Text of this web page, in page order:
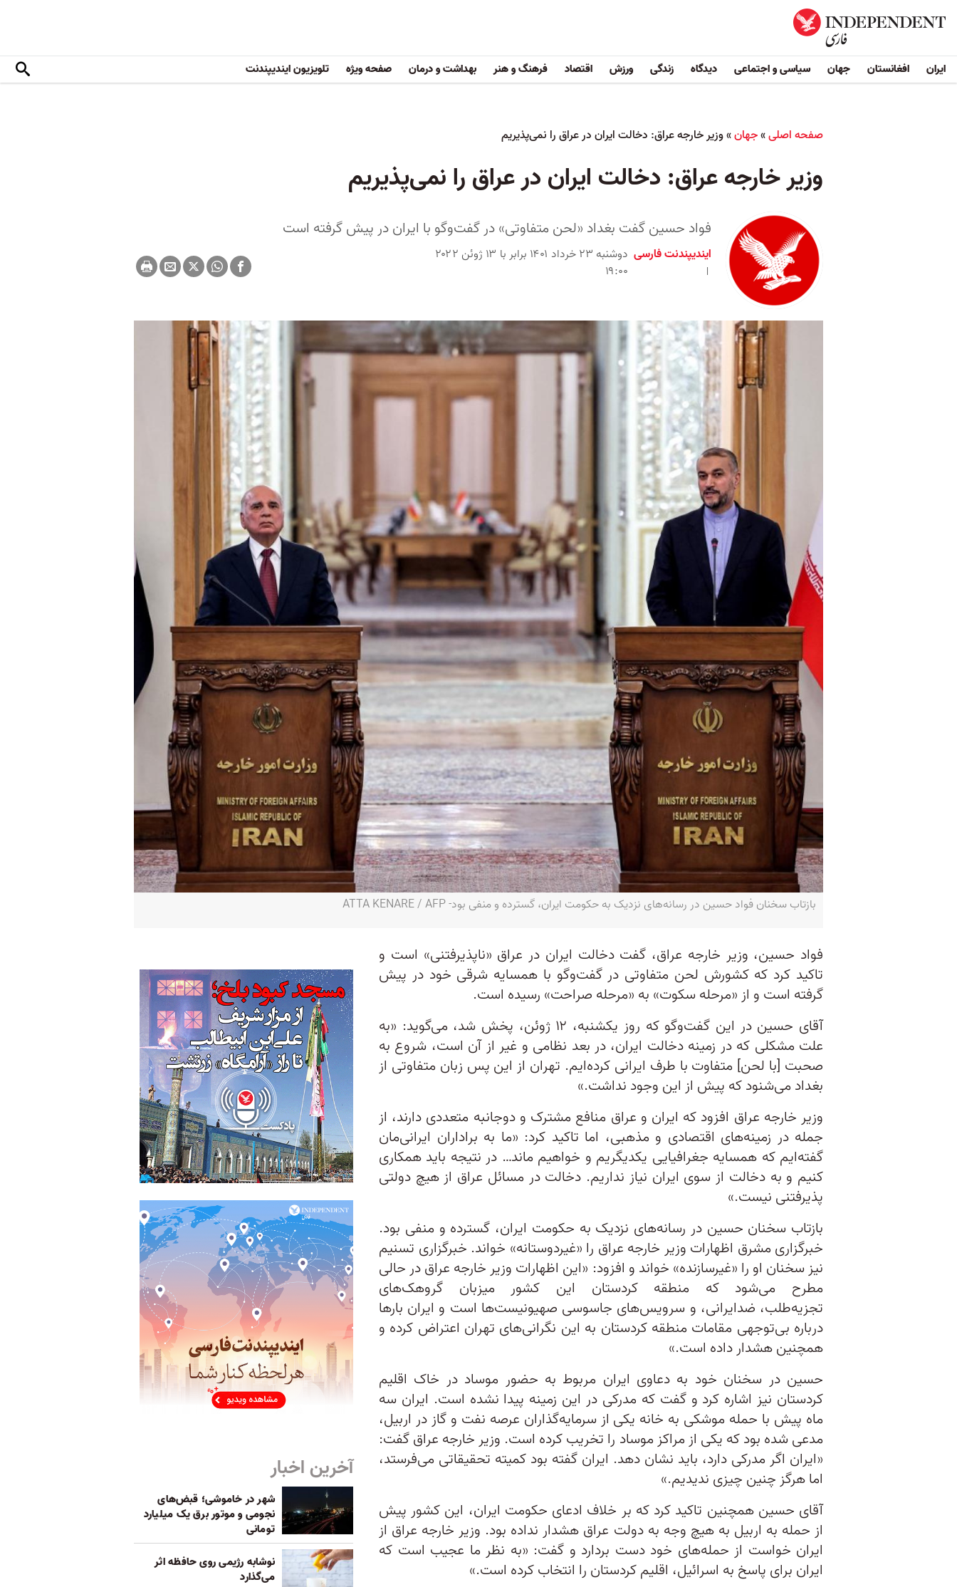
ایران افغانستان جهان سیاسی و اجتماعی دیدگاه زندگی ورزش اقتصاد فرهنگ و هنر بهداشت و درمان صفحه ویژه تلویزیون ایندیپندنت
صفحه اصلی»جهان»وزیر خارجه عراق: دخالت ایران در عراق را نمی‌پذیریم
وزیر خارجه عراق: دخالت ایران در عراق را نمی‌پذیریم
فواد حسین گفت بغداد «لحن متفاوتی» در گفت‌وگو با ایران در پیش گرفته است
ایندیپندنت فارسی
دوشنبه ۲۳ خرداد ۱۴۰۱ برابر با ۱۳ ژوئن ۲۰۲۲
۱۹:۰۰
بازتاب سخنان فواد حسین در رسانه‌های نزدیک به حکومت ایران، گسترده و منفی بود- ATTA KENARE / AFP
فواد حسین، وزیر خارجه عراق، گفت دخالت ایران در عراق «ناپذیرفتنی» است و
تاکید کرد که کشورش لحن متفاوتی در گفت‌وگو با همسایه شرقی خود در پیش
گرفته است و از «مرحله سکوت» به «مرحله صراحت» رسیده است.
آقای حسین در این گفت‌وگو که روز یکشنبه، ۱۲ ژوئن، پخش شد، می‌گوید: «به
علت مشکلی که در زمینه دخالت ایران، در بعد نظامی و غیر از آن است، شروع به
صحبت [با لحن] متفاوت با طرف ایرانی کرده‌ایم. تهران از این پس زبان متفاوتی از
بغداد می‌شنود که پیش از این وجود نداشت.»
وزیر خارجه عراق افزود که ایران و عراق منافع مشترک و دوجانبه متعددی دارند، از
جمله در زمینه‌های اقتصادی و مذهبی، اما تاکید کرد: «ما به براداران ایرانی‌مان
گفته‌ایم که همسایه جغرافیایی یکدیگریم و خواهیم ماند… در نتیجه باید همکاری
کنیم و به دخالت از سوی ایران نیاز نداریم. دخالت در مسائل عراق از هیچ دولتی
پذیرفتنی نیست.»
بازتاب سخنان حسین در رسانه‌های نزدیک به حکومت ایران، گسترده و منفی بود.
خبرگزاری مشرق اظهارات وزیر خارجه عراق را «غیردوستانه» خواند. خبرگزاری تسنیم
نیز سخنان او را «غیرسازنده» خواند و افزود:‌ «این اظهارات وزیر خارجه عراق در حالی
مطرح می‌شود که منطقه کردستان این کشور میزبان گروهک‌های
تجزیه‌‌طلب، ضدایرانی، و سرویس‌های جاسوسی صهیونیست‌ها است و ایران بارها
درباره بی‌توجهی مقامات منطقه کردستان به این نگرانی‌های تهران اعتراض کرده و
همچنین هشدار داده است.»
حسین در سخنان خود به دعاوی ایران مربوط به حضور موساد در خاک اقلیم
کردستان نیز اشاره کرد و گفت که مدرکی در این زمینه پیدا نشده است. ایران سه
ماه پیش با حمله موشکی به خانه یکی از سرمایه‌گذاران عرصه نفت و گاز در اربیل،
مدعی شده بود که یکی از مراکز موساد را تخریب کرده است. وزیر خارجه عراق گفت:
«ایران اگر مدرکی دارد، باید نشان دهد. ایران گفته بود کمیته تحقیقاتی می‌فرستد،
اما هرگز چنین چیزی ندیدیم.»
آقای حسین همچنین تاکید کرد که بر خلاف ادعای حکومت ایران، این کشور پیش
از حمله به اربیل به هیچ وجه به دولت عراق هشدار نداده بود. وزیر خارجه عراق از
ایران خواست از حمله‌های خود دست بردارد و گفت: «به نظر ما عجیب است که
ایران برای پاسخ به اسرائیل، اقلیم کردستان را انتخاب کرده است.»
آخرین اخبار
شهر در خاموشی؛ قبض‌های
نجومی و موتور برق یک میلیارد
تومانی
نوشابه رژیمی روی حافظه اثر
می‌گذارد